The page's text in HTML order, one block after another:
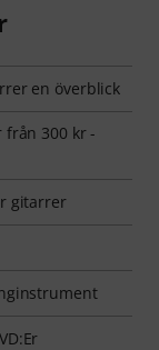
en överblick
300 kr -
gitarrer